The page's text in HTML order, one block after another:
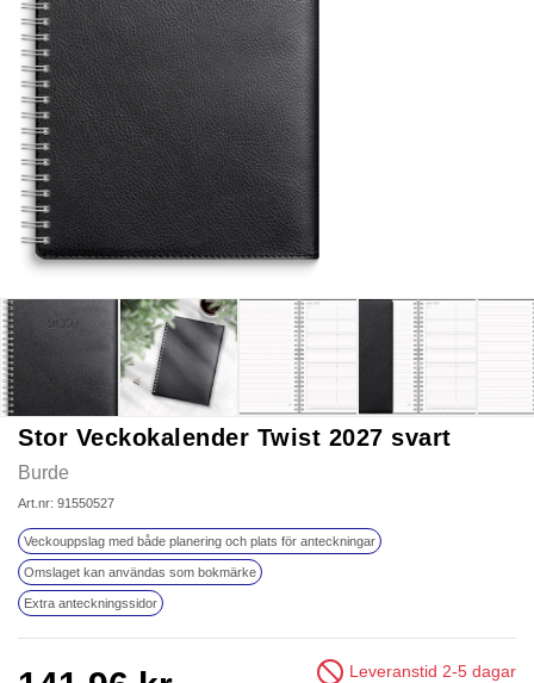
Stor Veckokalender Twist 2027 svart
Burde
Art.nr: 91550527
Veckouppslag med både planering och plats för anteckningar
Omslaget kan användas som bokmärke
Extra anteckningssidor
Leveranstid 2-5 dagar